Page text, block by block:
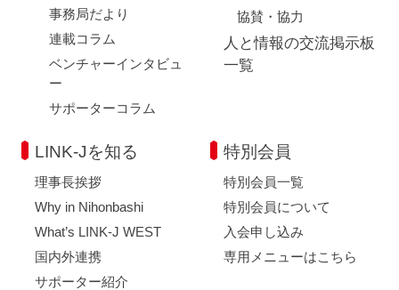
事務局だより
連載コラム
ベンチャーインタビュ
ー
サポーターコラム
協賛・協力
人と情報の交流掲示板
一覧
LINK-Jを知る
理事長挨拶
Why in Nihonbashi
What’s LINK-J WEST
国内外連携
サポーター紹介
特別会員
特別会員一覧
特別会員について
入会申し込み
専用メニューはこちら